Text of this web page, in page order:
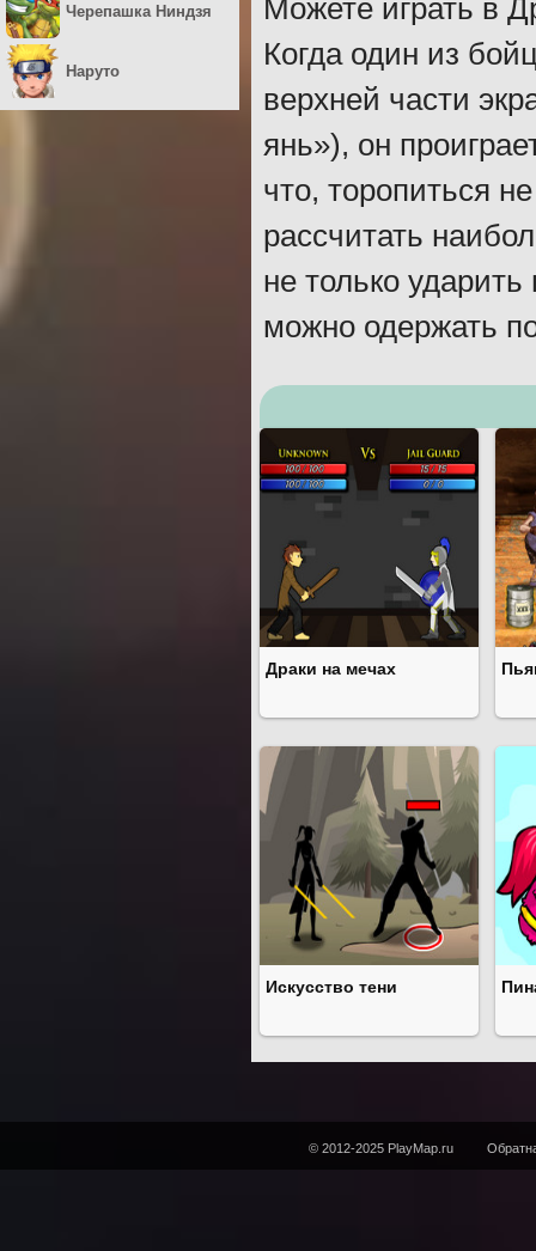
Можете играть в
Когда один из
верхней части
янь»), он
что, торопиться
рассчитать
не только
можно одержать
Драки на мечах
Искусство тени
Черепашка Ниндзя
Наруто
© 2012-2025 PlayMap.ru